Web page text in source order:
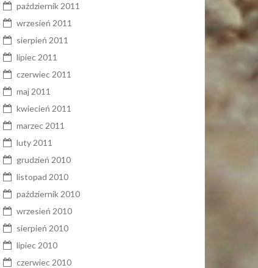
październik 2011
wrzesień 2011
sierpień 2011
lipiec 2011
czerwiec 2011
maj 2011
kwiecień 2011
marzec 2011
luty 2011
grudzień 2010
listopad 2010
październik 2010
wrzesień 2010
sierpień 2010
lipiec 2010
czerwiec 2010